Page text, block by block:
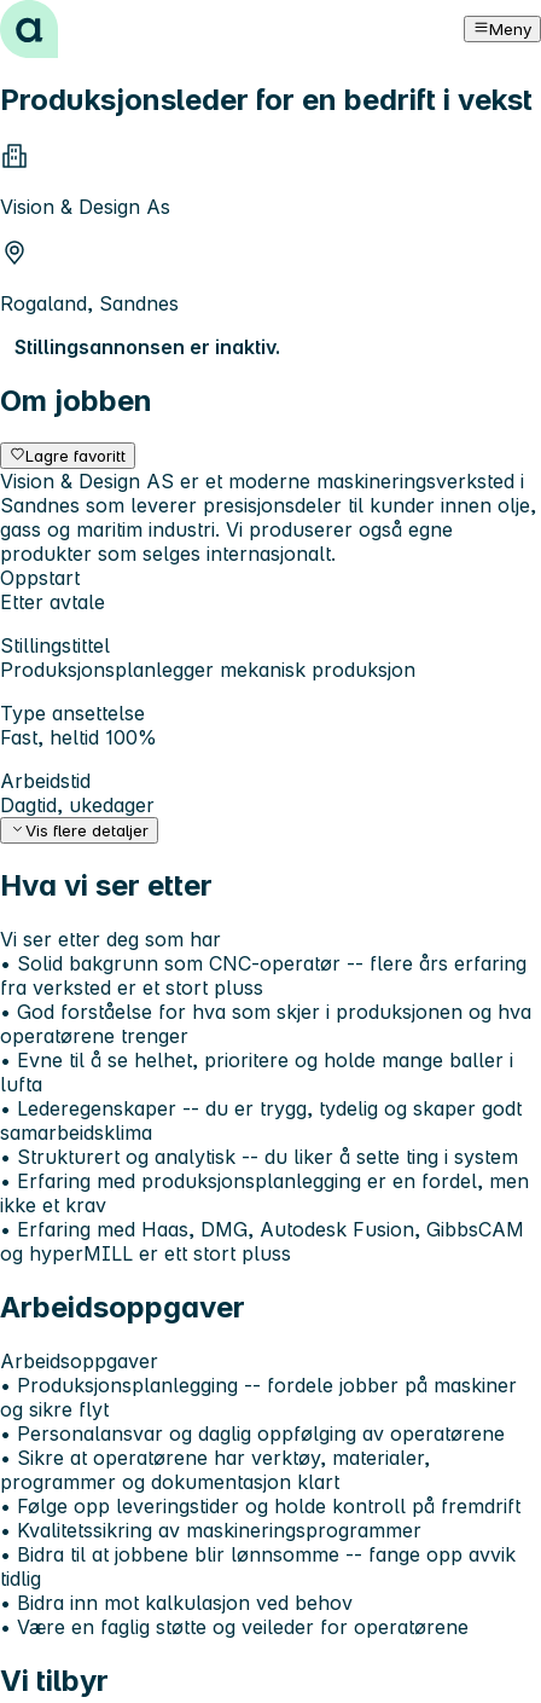
Hopp til innhold Meny
Produksjonsleder for en bedrift i vekst
Vision & Design As
Rogaland, Sandnes
Stillingsannonsen er inaktiv.
Om jobben
Lagre favoritt
Vision & Design AS er et moderne maskineringsverksted i
Sandnes som leverer presisjonsdeler til kunder innen olje,
gass og maritim industri. Vi produserer også egne
produkter som selges internasjonalt.
Oppstart
Etter avtale
Stillingstittel
Produksjonsplanlegger mekanisk produksjon
Type ansettelse
Fast, heltid 100%
Arbeidstid
Dagtid, ukedager
Vis flere detaljer
Hva vi ser etter
Vi ser etter deg som har
• Solid bakgrunn som CNC-operatør -- flere års erfaring
fra verksted er et stort pluss
• God forståelse for hva som skjer i produksjonen og hva
operatørene trenger
• Evne til å se helhet, prioritere og holde mange baller i
lufta
• Lederegenskaper -- du er trygg, tydelig og skaper godt
samarbeidsklima
• Strukturert og analytisk -- du liker å sette ting i system
• Erfaring med produksjonsplanlegging er en fordel, men
ikke et krav
• Erfaring med Haas, DMG, Autodesk Fusion, GibbsCAM
og hyperMILL er ett stort pluss
Arbeidsoppgaver
Arbeidsoppgaver
• Produksjonsplanlegging -- fordele jobber på maskiner
og sikre flyt
• Personalansvar og daglig oppfølging av operatørene
• Sikre at operatørene har verktøy, materialer,
programmer og dokumentasjon klart
• Følge opp leveringstider og holde kontroll på fremdrift
• Kvalitetssikring av maskineringsprogrammer
• Bidra til at jobbene blir lønnsomme -- fange opp avvik
tidlig
• Bidra inn mot kalkulasjon ved behov
• Være en faglig støtte og veileder for operatørene
Vi tilbyr